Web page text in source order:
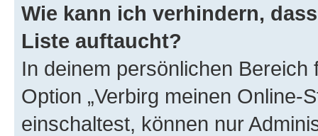
Wie kann ich verhindern,
Liste auftaucht?
In deinem persönlichen
Option „Verbirg meinen Online-
einschaltest, können nur